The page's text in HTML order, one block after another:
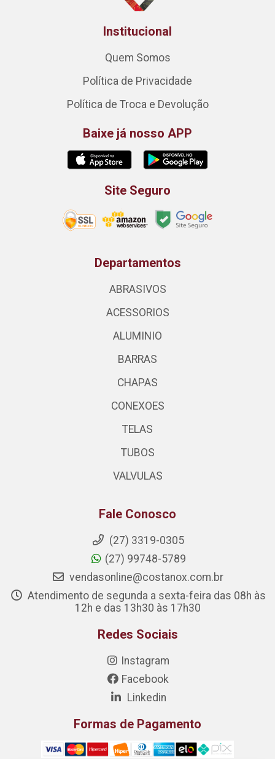
Institucional
Quem Somos
Política de Privacidade
Política de Troca e Devolução
Baixe já nosso APP
Site Seguro
Departamentos
ABRASIVOS
ACESSORIOS
ALUMINIO
BARRAS
CHAPAS
CONEXOES
TELAS
TUBOS
VALVULAS
Fale Conosco
(27) 3319-0305
(27) 99748-5789
vendasonline@costanox.com.br
Atendimento de segunda a sexta-feira das 08h às
12h e das 13h30 às 17h30
Redes Sociais
Instagram
Facebook
Linkedin
Formas de Pagamento